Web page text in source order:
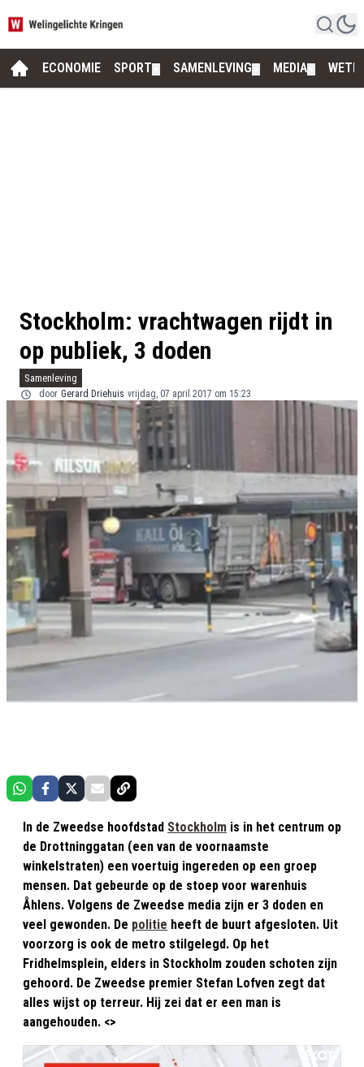
ECONOMIE SPORT SAMENLEVING MEDIA
Stockholm: vrachtwagen rijdt in
op publiek, 3 doden
Samenleving
door Gerard Driehuis vrijdag, 07 april 2017 om 15:23
In de Zweedse hoofdstad Stockholm is in het centrum op
de Drottninggatan (een van de voornaamste
winkelstraten) een voertuig ingereden op een groep
mensen. Dat gebeurde op de stoep voor warenhuis
Åhlens. Volgens de Zweedse media zijn er 3 doden en
veel gewonden. De politie heeft de buurt afgesloten. Uit
voorzorg is ook de metro stilgelegd. Op het
Fridhelmsplein, elders in Stockholm zouden schoten zijn
gehoord. De Zweedse premier Stefan Lofven zegt dat
alles wijst op terreur. Hij zei dat er een man is
aangehouden. <>